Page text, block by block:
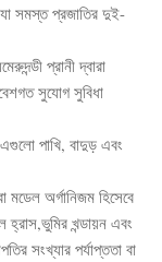
সমস্ত প্রজাতির দুই-
প্রানী দ্বারা
সুযোগ সুবিধা
পাখি, বাদুড় এবং
মডেল অর্গানিজম হিসেবে
খন্ডায়ন এবং
সংখ্যার পর্যাপ্ততা বা